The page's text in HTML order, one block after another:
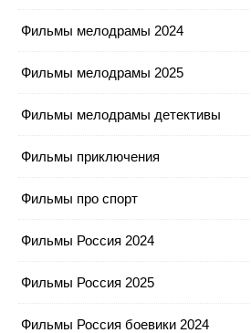
Фильмы мелодрамы 2024
Фильмы мелодрамы 2025
Фильмы мелодрамы детективы
Фильмы приключения
Фильмы про спорт
Фильмы Россия 2024
Фильмы Россия 2025
Фильмы Россия боевики 2024